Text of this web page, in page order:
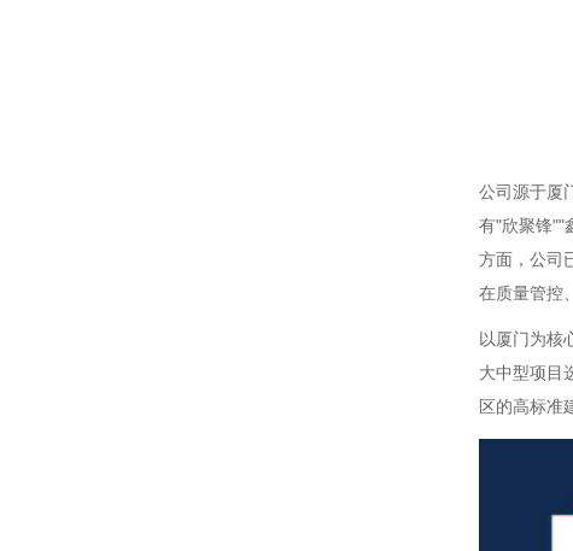
公司源于厦
有"欣聚锋""
方面，公司
在质量管控
以厦门为核
大中型项目
区的高标准